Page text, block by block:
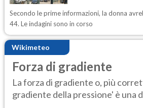
Secondo le prime informazioni, la donna
44. Le indagini sono in corso
Wikimeteo
Forza di gradiente
La forza di gradiente o, più
gradiente della pressione' è una